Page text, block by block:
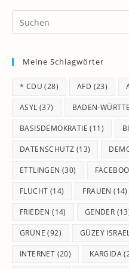
Meine Schlagwörter
* CDU (28) AFD (23)
ASYL (37) BADEN-
BASISDEMOKRATIE (11)
DATENSCHUTZ (13)
ETTLINGEN (30)
FLUCHT (14) FRAUEN (14)
FRIEDEN (14) GENDER
GRÜNE (92) GÜZEY
INTERNET (20) KARGIDA